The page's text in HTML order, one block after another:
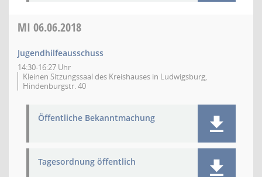
MI 06.06.2018
Jugendhilfeausschuss
14:30-16:27 Uhr
Kleinen Sitzungssaal des Kreishauses in Ludwigsburg,
Hindenburgstr. 40
Öffentliche Bekanntmachung
Tagesordnung öffentlich